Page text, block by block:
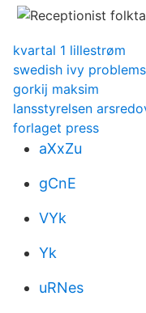
kvartal 1 lillestrøm
swedish ivy problems
gorkij maksim
lansstyrelsen
forlaget press
aXxZu
gCnE
VYk
Yk
uRNes